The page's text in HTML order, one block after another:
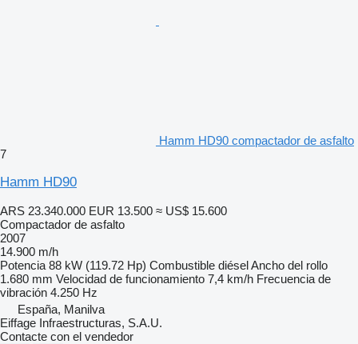
Hamm HD90 compactador de asfalto
7
Hamm HD90
ARS 23.340.000 EUR 13.500 ≈ US$ 15.600
Compactador de asfalto
2007
14.900 m/h
Potencia 88 kW (119.72 Hp) Combustible diéselAncho del rollo
1.680 mm Velocidad de funcionamiento 7,4 km/h Frecuencia de
vibración 4.250 Hz
España, Manilva
Eiffage Infraestructuras, S.A.U.
Contacte con el vendedor